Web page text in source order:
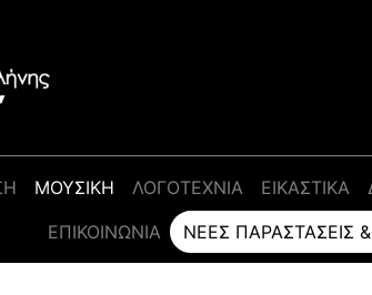
ΜΟΥΣΙΚΗ ΛΟΓΟΤΕΧΝΙΑ ΕΙΚΑΣΤΙΚΑ
ΕΠΙΚΟΙΝΩΝΊΑ
ΝΈΕΣ ΠΑΡΑΣΤΆΣΕΙΣ &